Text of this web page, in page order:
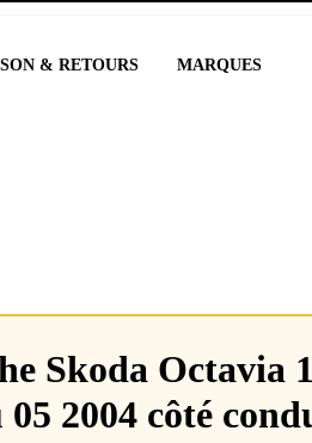
& RETOURS MARQUES
Skoda Octavia
05 2004 côté